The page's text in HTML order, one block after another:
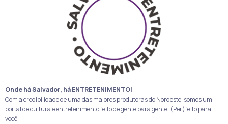
Onde há Salvador, há ENTRETENIMENTO!
Com a credibilidade de uma das maiores produtoras do Nordeste, somos um
portal de cultura e entretenimento feito de gente para gente. (Per)feito para
você!